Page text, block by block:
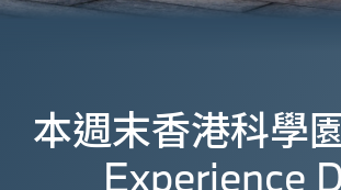
本週末香港科學
Experience